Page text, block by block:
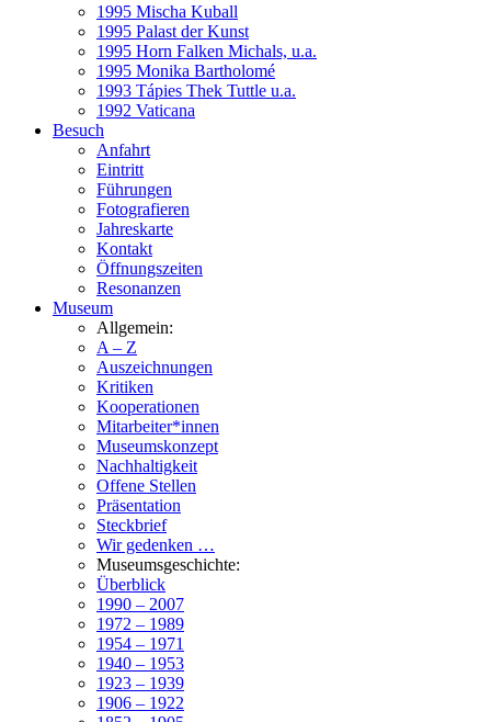
1995 Mischa Kuball
1995 Palast der Kunst
1995 Horn Falken Michals, u.a.
1995 Monika Bartholomé
1993 Tápies Thek Tuttle u.a.
1992 Vaticana
Besuch
Anfahrt
Eintritt
Führungen
Fotografieren
Jahreskarte
Kontakt
Öffnungszeiten
Resonanzen
Museum
Allgemein:
A – Z
Auszeichnungen
Kritiken
Kooperationen
Mitarbeiter*innen
Museumskonzept
Nachhaltigkeit
Offene Stellen
Präsentation
Steckbrief
Wir gedenken …
Museumsgeschichte:
Überblick
1990 – 2007
1972 – 1989
1954 – 1971
1940 – 1953
1923 – 1939
1906 – 1922